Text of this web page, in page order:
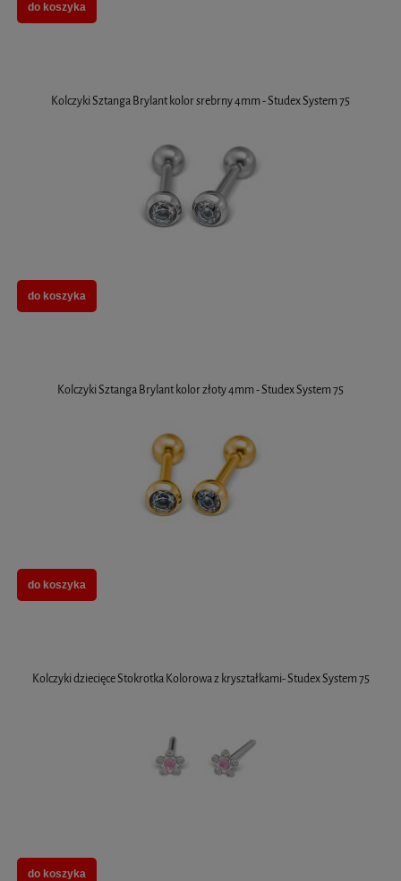
do koszyka
Kolczyki Sztanga Brylant kolor srebrny 4mm - Studex System 75
do koszyka
Kolczyki Sztanga Brylant kolor złoty 4mm - Studex System 75
do koszyka
Kolczyki dziecięce Stokrotka Kolorowa z kryształkami- Studex System 75
do koszyka